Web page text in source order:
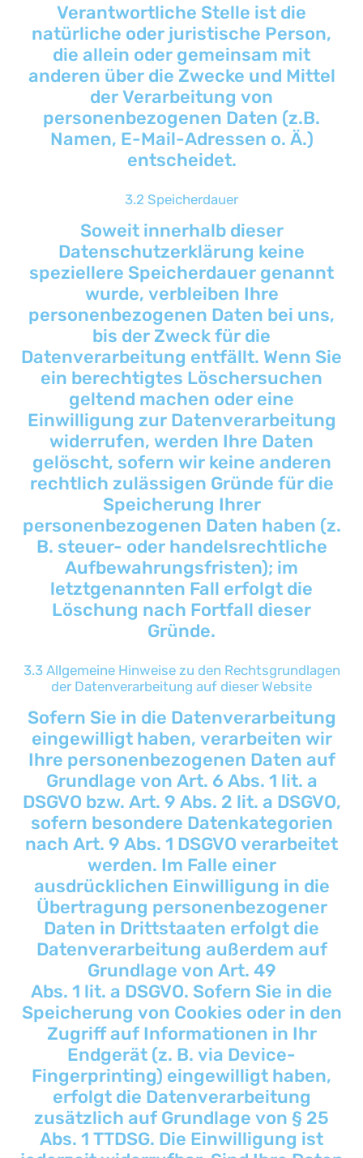
Verantwortliche Stelle ist die
natürliche oder juristische Person,
die allein oder gemeinsam mit
anderen über die Zwecke und Mittel
der Verarbeitung von
personenbezogenen Daten (z.B.
Namen, E-Mail-Adressen o. Ä.)
entscheidet.
3.2 Speicherdauer
Soweit innerhalb dieser
Datenschutzerklärung keine
speziellere Speicherdauer genannt
wurde, verbleiben Ihre
personenbezogenen Daten bei uns,
bis der Zweck für die
Datenverarbeitung entfällt. Wenn Sie
ein berechtigtes Löschersuchen
geltend machen oder eine
Einwilligung zur Datenverarbeitung
widerrufen, werden Ihre Daten
gelöscht, sofern wir keine anderen
rechtlich zulässigen Gründe für die
Speicherung Ihrer
personenbezogenen Daten haben (z.
B. steuer- oder handelsrechtliche
Aufbewahrungsfristen); im
letztgenannten Fall erfolgt die
Löschung nach Fortfall dieser
Gründe.
3.3 Allgemeine Hinweise zu den Rechtsgrundlagen
der Datenverarbeitung auf dieser Website
Sofern Sie in die Datenverarbeitung
eingewilligt haben, verarbeiten wir
Ihre personenbezogenen Daten auf
Grundlage von Art. 6 Abs. 1 lit. a
DSGVO bzw. Art. 9 Abs. 2 lit. a DSGVO,
sofern besondere Datenkategorien
nach Art. 9 Abs. 1 DSGVO verarbeitet
werden. Im Falle einer
ausdrücklichen Einwilligung in die
Übertragung personenbezogener
Daten in Drittstaaten erfolgt die
Datenverarbeitung außerdem auf
Grundlage von Art. 49
Abs. 1 lit. a DSGVO. Sofern Sie in die
Speicherung von Cookies oder in den
Zugriff auf Informationen in Ihr
Endgerät (z. B. via Device-
Fingerprinting) eingewilligt haben,
erfolgt die Datenverarbeitung
zusätzlich auf Grundlage von § 25
Abs. 1 TTDSG. Die Einwilligung ist